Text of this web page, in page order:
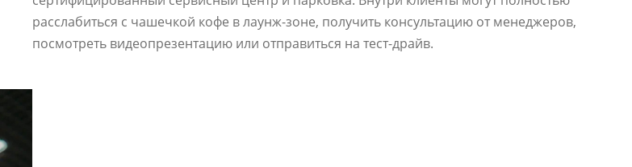
расслабиться с чашечкой кофе в лаунж-зоне, получить консультацию от менеджеров,
посмотреть видеопрезентацию или отправиться на тест-драйв.